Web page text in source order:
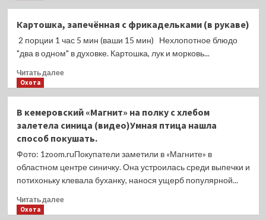
крылышки,
запечённые
в
из
хлопьев
Картошка, запечённая с фрикадельками (в рукаве)
2 порции 1 час 5 мин (ваши 15 мин) Нехлопотное блюдо
"два в одном" в духовке. Картошка, лук и морковь...
Читать далееПрочитать
запечённая
с
фрикадельками
рукаве)
Охота
В кемеровский «Магнит» на полку с хлебом
залетела синица (видео)Умная птица нашла
способ покушать.
Фото: 1zoom.ruПокупатели заметили в «Магните» в
областном центре синичку. Она устроилась среди выпечки и
потихоньку клевала буханку, нанося ущерб популярной...
Читать далееПрочитать
Охота